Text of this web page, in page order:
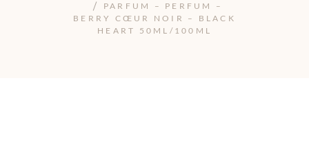
PARFUM – PERFUM –
BERRY CŒUR NOIR – BLACK
HEART 50ML/100ML